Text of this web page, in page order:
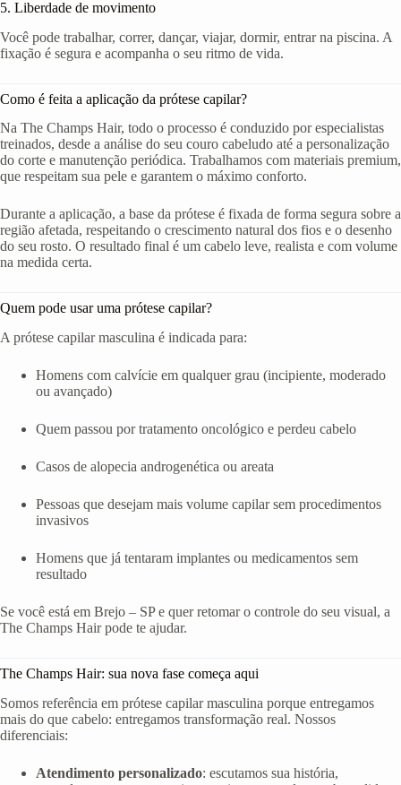
5. Liberdade de movimento
Você pode trabalhar, correr, dançar, viajar, dormir, entrar na piscina. A
fixação é segura e acompanha o seu ritmo de vida.
Como é feita a aplicação da prótese capilar?
Na The Champs Hair, todo o processo é conduzido por especialistas
treinados, desde a análise do seu couro cabeludo até a personalização
do corte e manutenção periódica. Trabalhamos com materiais premium,
que respeitam sua pele e garantem o máximo conforto.
Durante a aplicação, a base da prótese é fixada de forma segura sobre a
região afetada, respeitando o crescimento natural dos fios e o desenho
do seu rosto. O resultado final é um cabelo leve, realista e com volume
na medida certa.
Quem pode usar uma prótese capilar?
A prótese capilar masculina é indicada para:
Homens com calvície em qualquer grau (incipiente, moderado
ou avançado)
Quem passou por tratamento oncológico e perdeu cabelo
Casos de alopecia androgenética ou areata
Pessoas que desejam mais volume capilar sem procedimentos
invasivos
Homens que já tentaram implantes ou medicamentos sem
resultado
Se você está em Brejo – SP e quer retomar o controle do seu visual, a
The Champs Hair pode te ajudar.
The Champs Hair: sua nova fase começa aqui
Somos referência em prótese capilar masculina porque entregamos
mais do que cabelo: entregamos transformação real. Nossos
diferenciais:
Atendimento personalizado: escutamos sua história,